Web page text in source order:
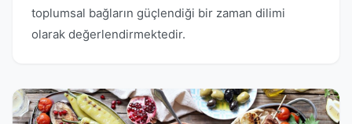
toplumsal bağların güçlendiği bir zaman dilimi
olarak değerlendirmektedir.